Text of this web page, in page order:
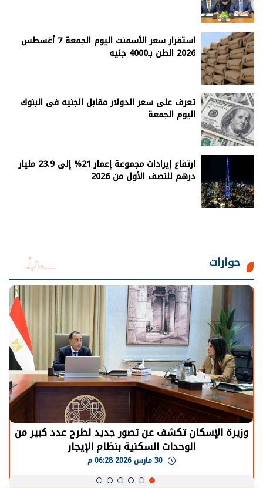
استقرار سعر الأسمنت اليوم الجمعة 7 أغسطس
2026 الطن بـ4000 جنيه
تعرف على سعر الدولار مقابل الجنيه فى البنوك
اليوم الجمعة
ارتفاع إيرادات مجموعة إعمار 21% إلى 23.9 مليار
درهم للنصف الأول من 2026
حوارات
وزيرة الإسكان تكشف عن تصور جديد لطرح عدد كبير من
الوحدات السكنية بنظام الإيجار